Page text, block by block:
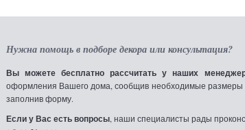
Нужна помощь в подборе декора или консультация?
Вы можете бесплатно рассчитать у наших
оформления Вашего дома, сообщив необходимые размеры
заполнив форму.
Если у Вас есть вопросы , наши специалисты рады